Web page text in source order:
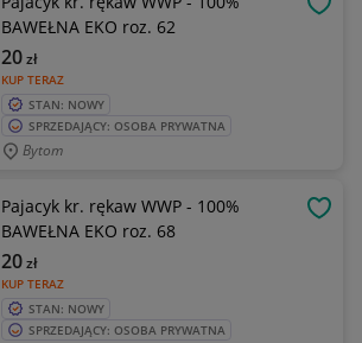
BAWEŁNA EKO roz. 62
KUP TERAZ
20zł
STAN: NOWY
SPRZEDAJĄCY: OSOBA PRYWATNA
Bytom
Pajacyk kr. rękaw WWP - 100%
BAWEŁNA EKO roz. 68
KUP TERAZ
20zł
STAN: NOWY
SPRZEDAJĄCY: OSOBA PRYWATNA